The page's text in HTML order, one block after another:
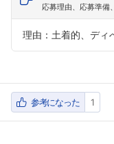
応募理由、応募準備
理由：土着的、ディ
参考になった 1